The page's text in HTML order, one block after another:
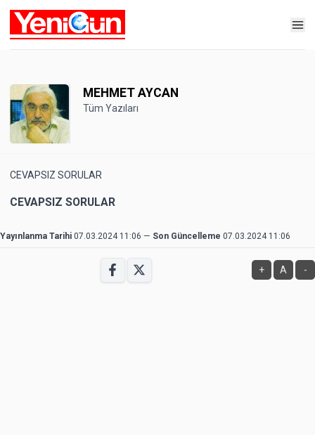
MEHMET AYCAN
Tüm Yazıları
CEVAPSIZ SORULAR
CEVAPSIZ SORULAR
Yayınlanma Tarihi 07.03.2024 11:06 — Son Güncelleme 07.03.2024 11:06
+ A -